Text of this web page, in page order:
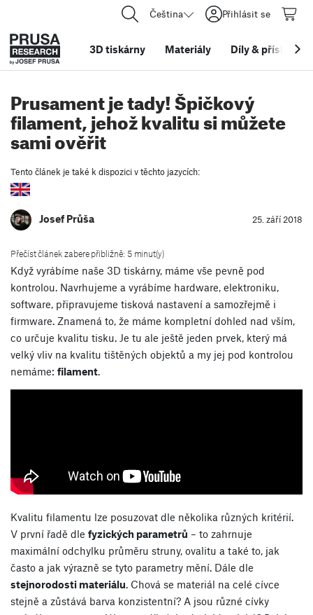
Čeština Přihlásit se
3D tiskárny Materiály Díly&
Prusament je tady! Špičkový
filament, jehož kvalitu si můžete
sami ověřit
Tento článek je také k dispozici v těchto jazycích:
Josef Průša 25. září 2018
Přečíst článek zabere přibližně: 5 minut(y)
Když vyrábíme naše 3D tiskárny, máme vše pevně pod
kontrolou. Navrhujeme a vyrábíme hardware, elektroniku,
software, připravujeme tisková nastavení a samozřejmě i
firmware. Znamená to, že máme kompletní dohled nad vším,
co určuje kvalitu tisku. Je tu ale ještě jeden prvek, který má
velký vliv na kvalitu tištěných objektů a my jej pod kontrolou
nemáme: filament.
Kvalitu filamentu lze posuzovat dle několika různých kritérií.
V první řadě dle fyzických parametrů – to zahrnuje
maximální odchylku průměru struny, ovalitu a také to, jak
často a jak výrazně se tyto parametry mění. Dále dle
stejnorodosti materiálu. Chová se materiál na celé cívce
stejně a zůstává barva konzistentní? A jsou různé cívky